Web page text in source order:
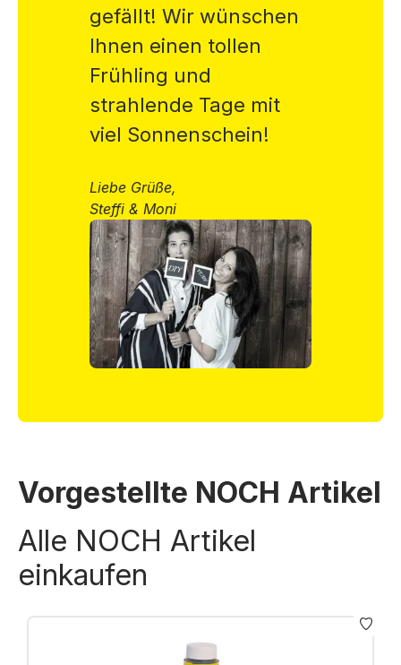
gefällt! Wir wünschen
Ihnen einen tollen
Frühling und
strahlende Tage mit
viel Sonnenschein!
Liebe Grüße,
Steffi & Moni
Vorgestellte NOCH Artikel
Alle NOCH Artikel
einkaufen